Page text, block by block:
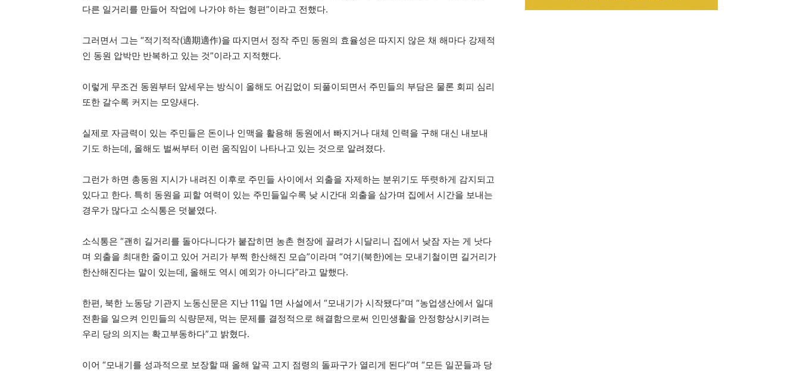
다른 일거리를 만들어 작업에 나가야 하는 형편”이라고 전했다.
그러면서 그는 “적기적작(適期適作)을 따지면서 정작 주민 동원의 효율성은 따지지 않은 채 해마다 강제적
인 동원 압박만 반복하고 있는 것”이라고 지적했다.
이렇게 무조건 동원부터 앞세우는 방식이 올해도 어김없이 되풀이되면서 주민들의 부담은 물론 회피 심리
또한 갈수록 커지는 모양새다.
실제로 자금력이 있는 주민들은 돈이나 인맥을 활용해 동원에서 빠지거나 대체 인력을 구해 대신 내보내
기도 하는데, 올해도 벌써부터 이런 움직임이 나타나고 있는 것으로 알려졌다.
그런가 하면 총동원 지시가 내려진 이후로 주민들 사이에서 외출을 자제하는 분위기도 뚜렷하게 감지되고
있다고 한다. 특히 동원을 피할 여력이 있는 주민들일수록 낮 시간대 외출을 삼가며 집에서 시간을 보내는
경우가 많다고 소식통은 덧붙였다.
소식통은 “괜히 길거리를 돌아다니다가 붙잡히면 농촌 현장에 끌려가 시달리니 집에서 낮잠 자는 게 낫다
며 외출을 최대한 줄이고 있어 거리가 부쩍 한산해진 모습”이라며 “여기(북한)에는 모내기철이면 길거리가
한산해진다는 말이 있는데, 올해도 역시 예외가 아니다”라고 말했다.
한편, 북한 노동당 기관지 노동신문은 지난 11일 1면 사설에서 “모내기가 시작됐다”며 “농업생산에서 일대
전환을 일으켜 인민들의 식량문제, 먹는 문제를 결정적으로 해결함으로써 인민생활을 안정향상시키려는
우리 당의 의지는 확고부동하다”고 밝혔다.
이어 “모내기를 성과적으로 보장할 때 올해 알곡 고지 점령의 돌파구가 열리게 된다”며 “모든 일꾼들과 당